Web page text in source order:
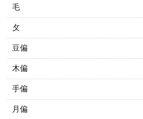
毛
攵
豆偏
木偏
手偏
月偏